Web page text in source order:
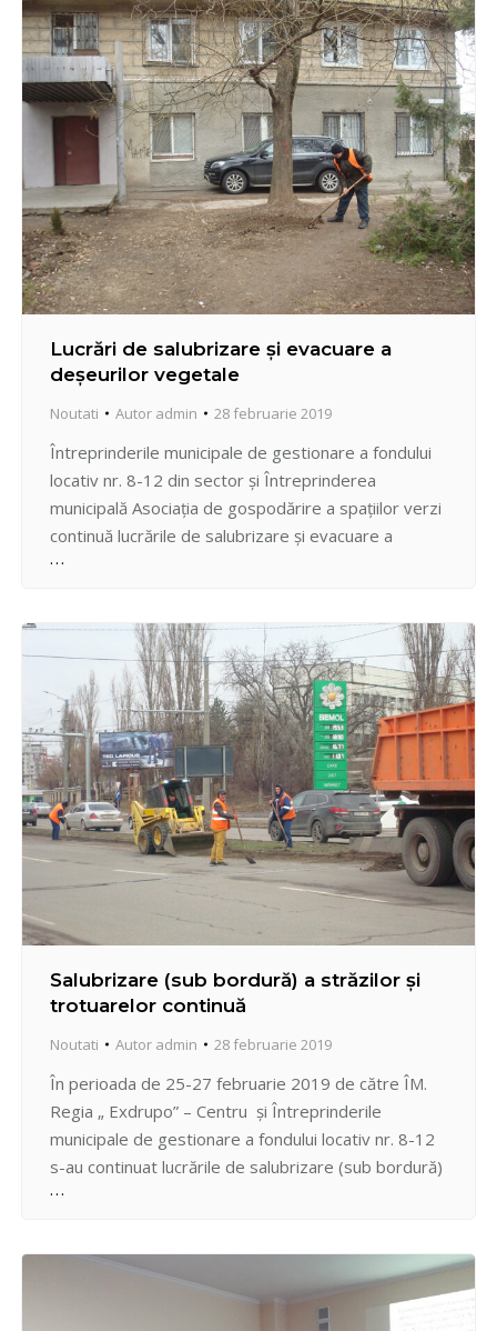
Lucrări de salubrizare și evacuare a
deșeurilor vegetale
Noutati Autor admin 28 februarie 2019
Întreprinderile municipale de gestionare a fondului
locativ nr. 8-12 din sector și Întreprinderea
municipală Asociația de gospodărire a spațiilor verzi
continuă lucrările de salubrizare și evacuare a
deșeurilor vegetale la teritoriile aflate în gestiune și
(panta acoperită cu spații verzi), scuarul Aleea Gării,
scuarul Pan Halippa, str. Ciuflea,…
Salubrizare (sub bordură) a străzilor și
trotuarelor continuă
Noutati Autor admin 28 februarie 2019
În perioada de 25-27 februarie 2019 de către ÎM.
Regia „ Exdrupo” – Centru și Întreprinderile
municipale de gestionare a fondului locativ nr. 8-12
s-au continuat lucrările de salubrizare (sub bordură)
a străzilor și trotuarelor de pe următoarele adrese:
Gh. Asachi, str. A. Mateevici și bd.…